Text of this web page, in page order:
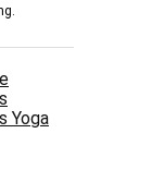
.
Yoga